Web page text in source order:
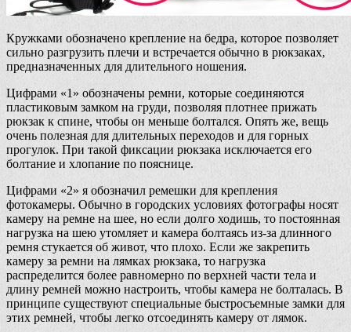
Кружками обозначено крепление на бедра, которое позволяет
сильно разгрузить плечи и встречается обычно в рюкзаках,
предназначенных для длительного ношения.
Цифрами «1» обозначены ремни, которые соединяются
пластиковым замком на груди, позволяя плотнее прижать
рюкзак к спине, чтобы он меньше болтался. Опять же, вещь
очень полезная для длительных переходов и для горных
прогулок. При такой фиксации рюкзака исключается его
болтание и хлопание по пояснице.
Цифрами «2» я обозначил ремешки для крепления
фотокамеры. Обычно в городских условиях фотографы носят
камеру на ремне на шее, но если долго ходишь, то постоянная
нагрузка на шею утомляет и камера болтаясь из-за длинного
ремня стукается об живот, что плохо. Если же закрепить
камеру за ремни на лямках рюкзака, то нагрузка
распределится более равномерно по верхней части тела и
длину ремней можно настроить, чтобы камера не болталась. В
принципе существуют специальные быстросъемные замки для
этих ремней, чтобы легко отсоединять камеру от лямок.